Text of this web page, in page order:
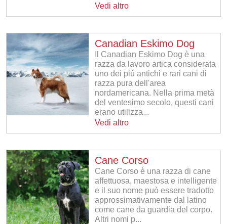
Vedi altro
Canadian Eskimo Dog
Il Canadian Eskimo Dog è una
razza da lavoro artica considerata
uno dei più antichi e rari cani di
razza pura dell'area
nordamericana. Nella prima metà
del ventesimo secolo, questi cani
erano utilizza...
Vedi altro
Cane Corso
Cane Corso è una razza di cane
affettuosa, maestosa e intelligente
e il suo nome può essere tradotto
approssimativamente dal latino
come cane da guardia del corpo.
Altri nomi p...